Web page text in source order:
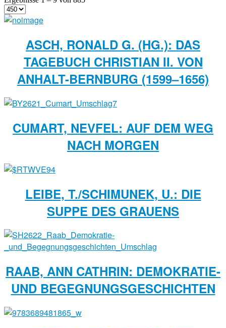
ASCH, RONALD G. (HG.): DAS
TAGEBUCH CHRISTIAN II. VON
ANHALT-BERNBURG (1599–1656)
CUMART, NEVFEL: AUF DEM WEG
NACH MORGEN
LEIBE, T./SCHIMUNEK, U.: DIE
SUPPE DES GRAUENS
RAAB, ANN CATHRIN: DEMOKRATIE-
UND BEGEGNUNGSGESCHICHTEN